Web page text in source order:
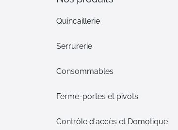
Quincaillerie
Serrurerie
Consommables
Ferme-portes et pivots
Contrôle d'accès et Domotique